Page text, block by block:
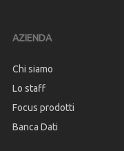
AZIENDA
Chi siamo
Lo staff
Focus prodotti
Banca Dati